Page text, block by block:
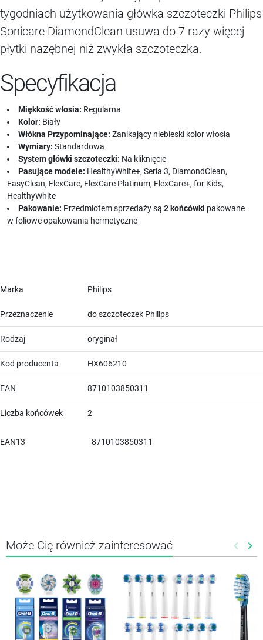
tygodniach użytkowania główka szczoteczki Philips
Sonicare DiamondClean usuwa do 7 razy więcej
płytki nazębnej niż zwykła szczoteczka.
Specyfikacja
Miękkość włosia: Regularna
Kolor: Biały
Włókna Przypominające: Zanikający niebieski kolor włosia
Wymiary: Standardowa
System główki szczoteczki: Na kliknięcie
Pasujące modele: HealthyWhite+, Seria 3, DiamondClean,
EasyClean, FlexCare, FlexCare Platinum, FlexCare+, for Kids,
HealthyWhite
Pakowanie: Przedmiotem sprzedaży są2 końcówki pakowane
w foliowe opakowania hermetyczne
Marka Philips
Przeznaczenie do szczoteczek Philips
Rodzaj oryginał
Kod producenta HX606210
EAN 8710103850311
Liczba końcówek 2
EAN13 8710103850311
Może Cię również zainteresować keyboard_arrow_left keyboard_arrow_right